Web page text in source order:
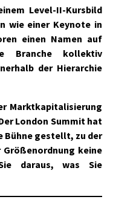
Level-II-Kursbild
wie einer Keynote in
einen Namen auf
Branche kollektiv
der Hierarchie
Marktkapitalisierung
London Summit hat
Bühne gestellt, zu der
keine
daraus, was Sie